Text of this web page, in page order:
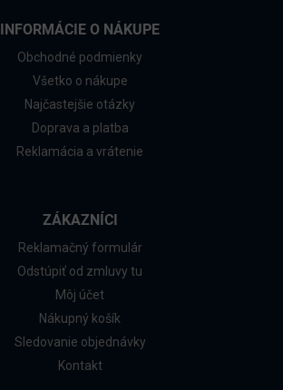
INFORMÁCIE O NÁKUPE
Obchodné podmienky
Všetko o nákupe
Najčastejšie otázky
Doprava a platba
Reklamácia a vrátenie
ZÁKAZNÍCI
Reklamačný formulár
Odstúpiť od zmluvy tu
Môj účet
Nákupný košík
Sledovanie objednávky
Kontakt